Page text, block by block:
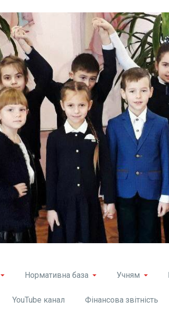
Нормативна база Учням
YouTube канал Фінансова звітність